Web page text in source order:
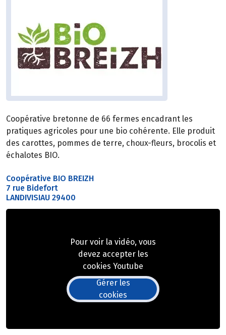
Coopérative bretonne de 66 fermes encadrant les
pratiques agricoles pour une bio cohérente. Elle produit
des carottes, pommes de terre, choux-fleurs, brocolis et
échalotes BIO.
Coopérative BIO BREIZH
7 rue Bidefort
LANDIVISIAU 29400
Pour voir la vidéo, vous
devez accepter les
cookies Youtube
Gérer les
cookies